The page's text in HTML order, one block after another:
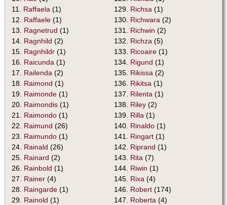
11. Raffaela (1)
12. Raffaele (1)
13. Ragnetrud (1)
14. Ragnhild (2)
15. Ragnhildr (1)
16. Raicunda (1)
17. Railenda (2)
18. Raimond (1)
19. Raimonde (1)
20. Raimondis (1)
21. Raimondo (1)
22. Raimund (26)
23. Raimundo (1)
24. Rainald (26)
25. Rainard (2)
26. Rainbold (1)
27. Rainer (4)
28. Raingarde (1)
29. Rainold (1)
129. Richsa (1)
130. Richwara (2)
131. Richwin (2)
132. Richza (5)
133. Ricoaire (1)
134. Rigund (1)
135. Rikissa (2)
136. Rikitsa (1)
137. Rilenta (1)
138. Riley (2)
139. Rilla (1)
140. Rinaldo (1)
141. Ringart (1)
142. Riprand (1)
143. Rita (7)
144. Riwin (1)
145. Rixa (4)
146. Robert (174)
147. Roberta (4)